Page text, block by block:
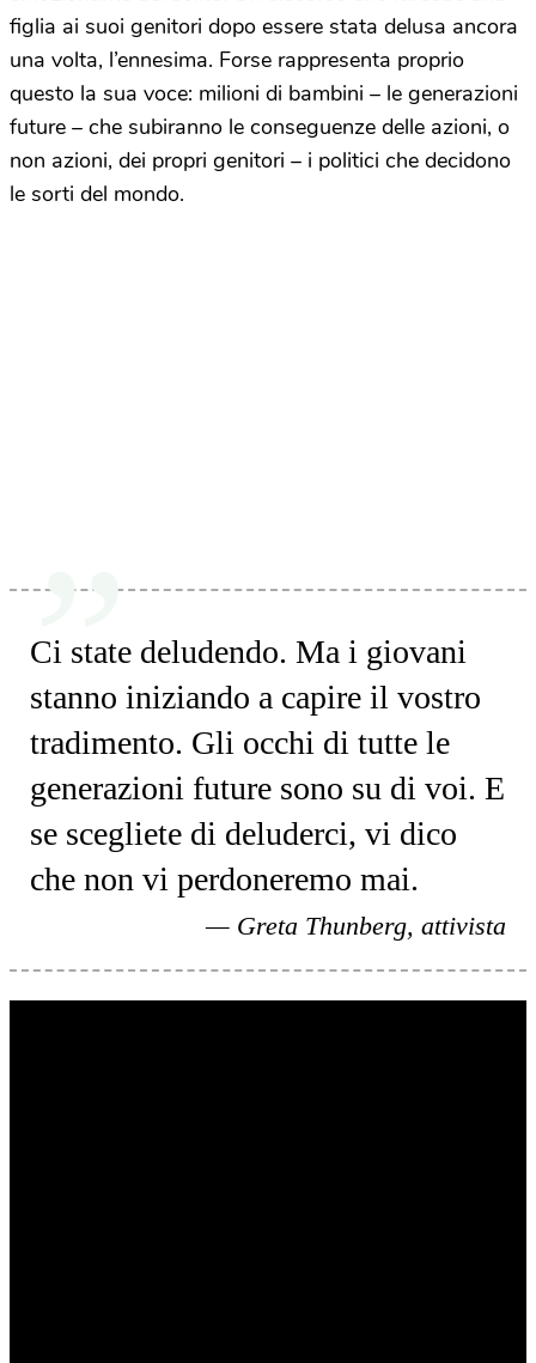
figlia ai suoi genitori dopo essere stata delusa ancora
una volta, l’ennesima. Forse rappresenta proprio
questo la sua voce: milioni di bambini – le generazioni
future – che subiranno le conseguenze delle azioni, o
non azioni, dei propri genitori – i politici che decidono
le sorti del mondo.
Ci state deludendo. Ma i giovani
stanno iniziando a capire il vostro
tradimento. Gli occhi di tutte le
generazioni future sono su di voi. E
se scegliete di deluderci, vi dico
che non vi perdoneremo mai.
Greta Thunberg, attivista